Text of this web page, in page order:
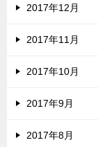
2017年12月
2017年11月
2017年10月
2017年9月
2017年8月